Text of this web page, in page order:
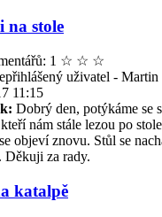
na stole
1 ☆ ☆ ☆
uživatel - Martin
11:15
Dobrý den, potýkáme se
nám stále lezou po
objeví znovu. Stůl se
Děkuji za rady.
katalpě